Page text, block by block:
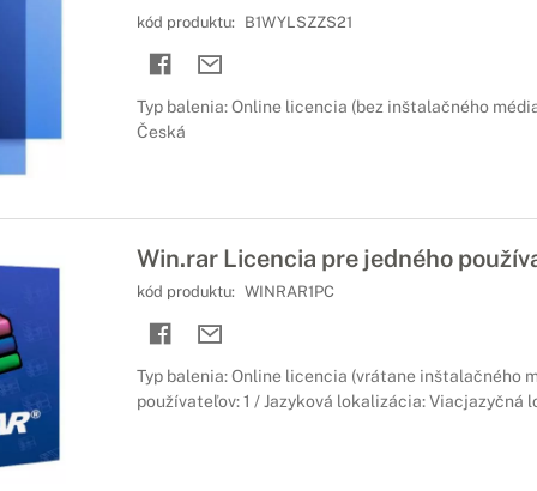
kód produktu: B1WYLSZZS21
Typ balenia: Online licencia (bez inštalačného
Česká
Win.rar Licencia pre jedného
kód produktu: WINRAR1PC
Typ balenia: Online licencia (vrátane inštalačného
používateľov: 1 / Jazyková lokalizácia: Viacjazyčná